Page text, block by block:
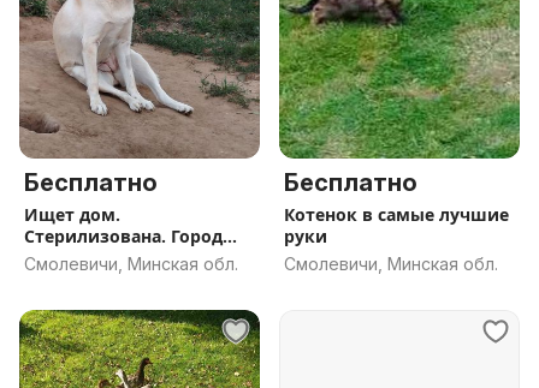
Бесплатно
Ищет дом.
Стерилизована. Город
Толочин.
Смолевичи, Минская обл.
Бесплатно
Котенок в самые лучшие
руки
Смолевичи, Минская обл.